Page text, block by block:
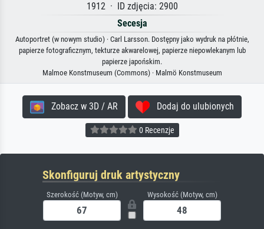
1912 · ID zdjęcia: 2900
Secesja
Autoportret (w nowym studio) · Carl Larsson. Dostępny jako wydruk na płótnie,
papierze fotograficznym, tekturze akwarelowej, papierze niepowlekanym lub
papierze japońskim.
Malmoe Konstmuseum (Commons) · Malmö Konstmuseum
Zobacz w 3D / AR Dodaj do ulubionych
0 Recenzje
Skonfiguruj druk artystyczny
Szerokość (Motyw, cm) Wysokość (Motyw, cm)